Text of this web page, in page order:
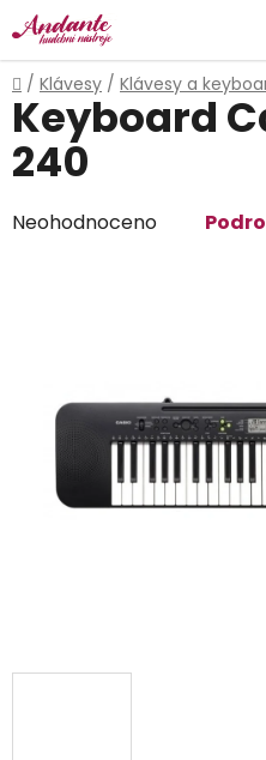
Přejít
na
obsah
Domů
/ Klávesy / Klávesy a
Keyboard
240
Průměrné
hvězdiček.
Neohodnoceno